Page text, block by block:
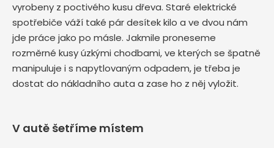
vyrobeny z poctivého kusu dřeva. Staré elektrické
spotřebiče váží také pár desítek kilo a ve dvou nám
jde práce jako po másle. Jakmile proneseme
rozměrné kusy úzkými chodbami, ve kterých se špatně
manipuluje i s napytlovaným odpadem, je třeba je
dostat do nákladního auta a zase ho z něj vyložit.
V autě šetříme místem